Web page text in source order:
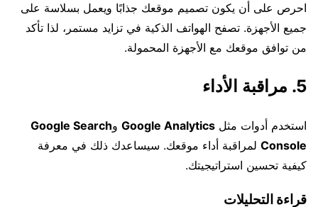
احرص على أن يكون تصميم موقعك جذابًا ويعمل بسلاسة على
جميع الأجهزة. تصفح الهواتف الذكية في تزايد مستمر، لذا تأكد
من توافق موقعك مع الأجهزة المحمولة.
5. مراقبة الأداء
استخدم أدوات مثل Google Analytics وGoogle Search
Console لمراقبة أداء موقعك. سيساعدك ذلك في معرفة
كيفية تحسين استراتيجيتك.
قراءة التحليلات